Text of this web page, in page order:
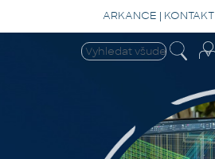
ARKANCE | KONTAKT